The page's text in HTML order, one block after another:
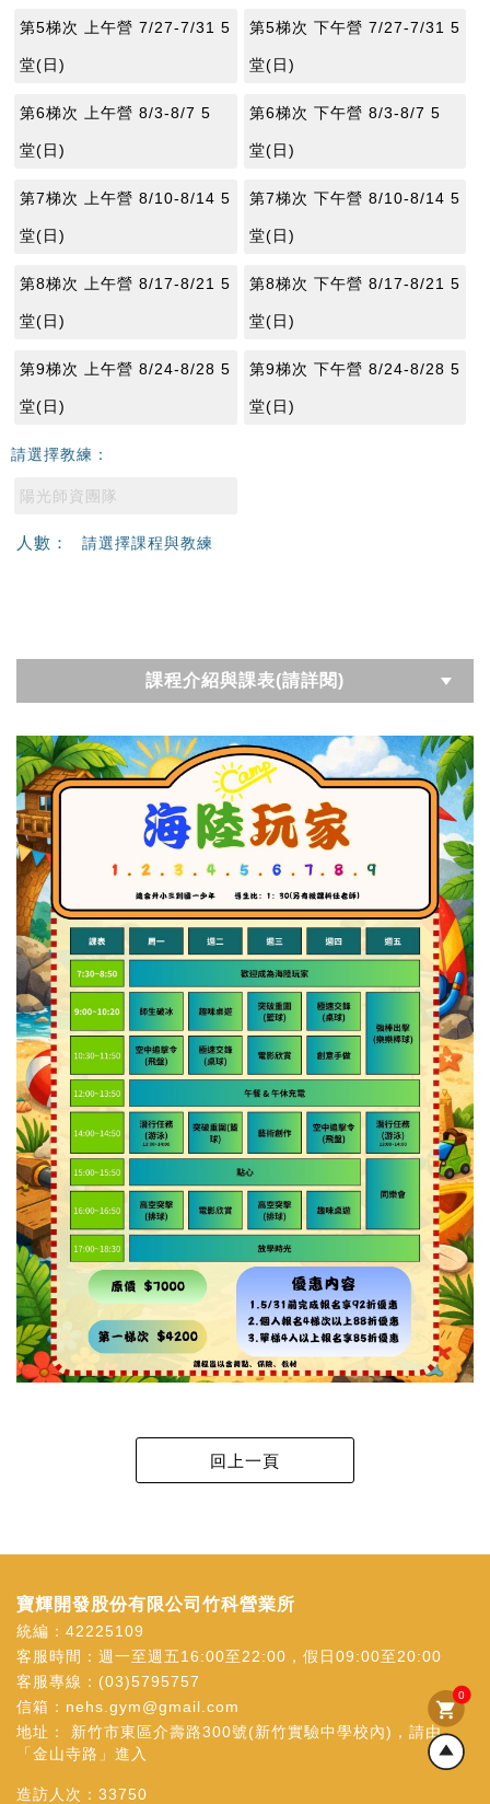
第5梯次 上午營 7/27-7/31 5
堂(日)
第5梯次 下午營 7/27-7/31 5
堂(日)
第6梯次 上午營 8/3-8/7 5
堂(日)
第6梯次 下午營 8/3-8/7 5
堂(日)
第7梯次 上午營 8/10-8/14 5
堂(日)
第7梯次 下午營 8/10-8/14 5
堂(日)
第8梯次 上午營 8/17-8/21 5
堂(日)
第8梯次 下午營 8/17-8/21 5
堂(日)
第9梯次 上午營 8/24-8/28 5
堂(日)
第9梯次 下午營 8/24-8/28 5
堂(日)
請選擇教練：
陽光師資團隊
人數： 請選擇課程與教練
課程介紹與課表(請詳閱)
shopping_cart
0
寶輝開發股份有限公司竹科營業所
統編：42225109
客服時間：週一至週五16:00至22:00，假日09:00至20:00
客服專線： (03)5795757
信箱： nehs.gym@gmail.com
地址： 新竹市東區介壽路300號(新竹實驗中學校內)，請由
「金山寺路」進入
造訪人次： 33750